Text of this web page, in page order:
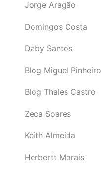
Jorge Aragão
Domingos Costa
Daby Santos
Blog Miguel Pinheiro
Blog Thales Castro
Zeca Soares
Keith Almeida
Herbertt Morais